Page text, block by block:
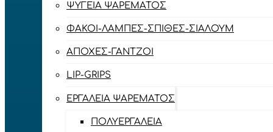
ΨΥΓΕΊΑ ΨΑΡΈΜΑΤΟΣ
ΦΑΚΟΊ-ΛΆΜΠΕΣ-ΣΠΊΘΕΣ-ΣΊΑΛΟΥΜ
ΑΠΌΧΕΣ-ΓΆΝΤΖΟΙ
LIP-GRIPS
EΡΓΑΛΕΊΑ ΨΑΡΈΜΑΤΟΣ
ΠΟΛΥΕΡΓΑΛΕΊΑ